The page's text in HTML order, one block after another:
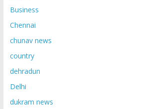
Business
Chennai
chunav news
country
dehradun
Delhi
dukram news